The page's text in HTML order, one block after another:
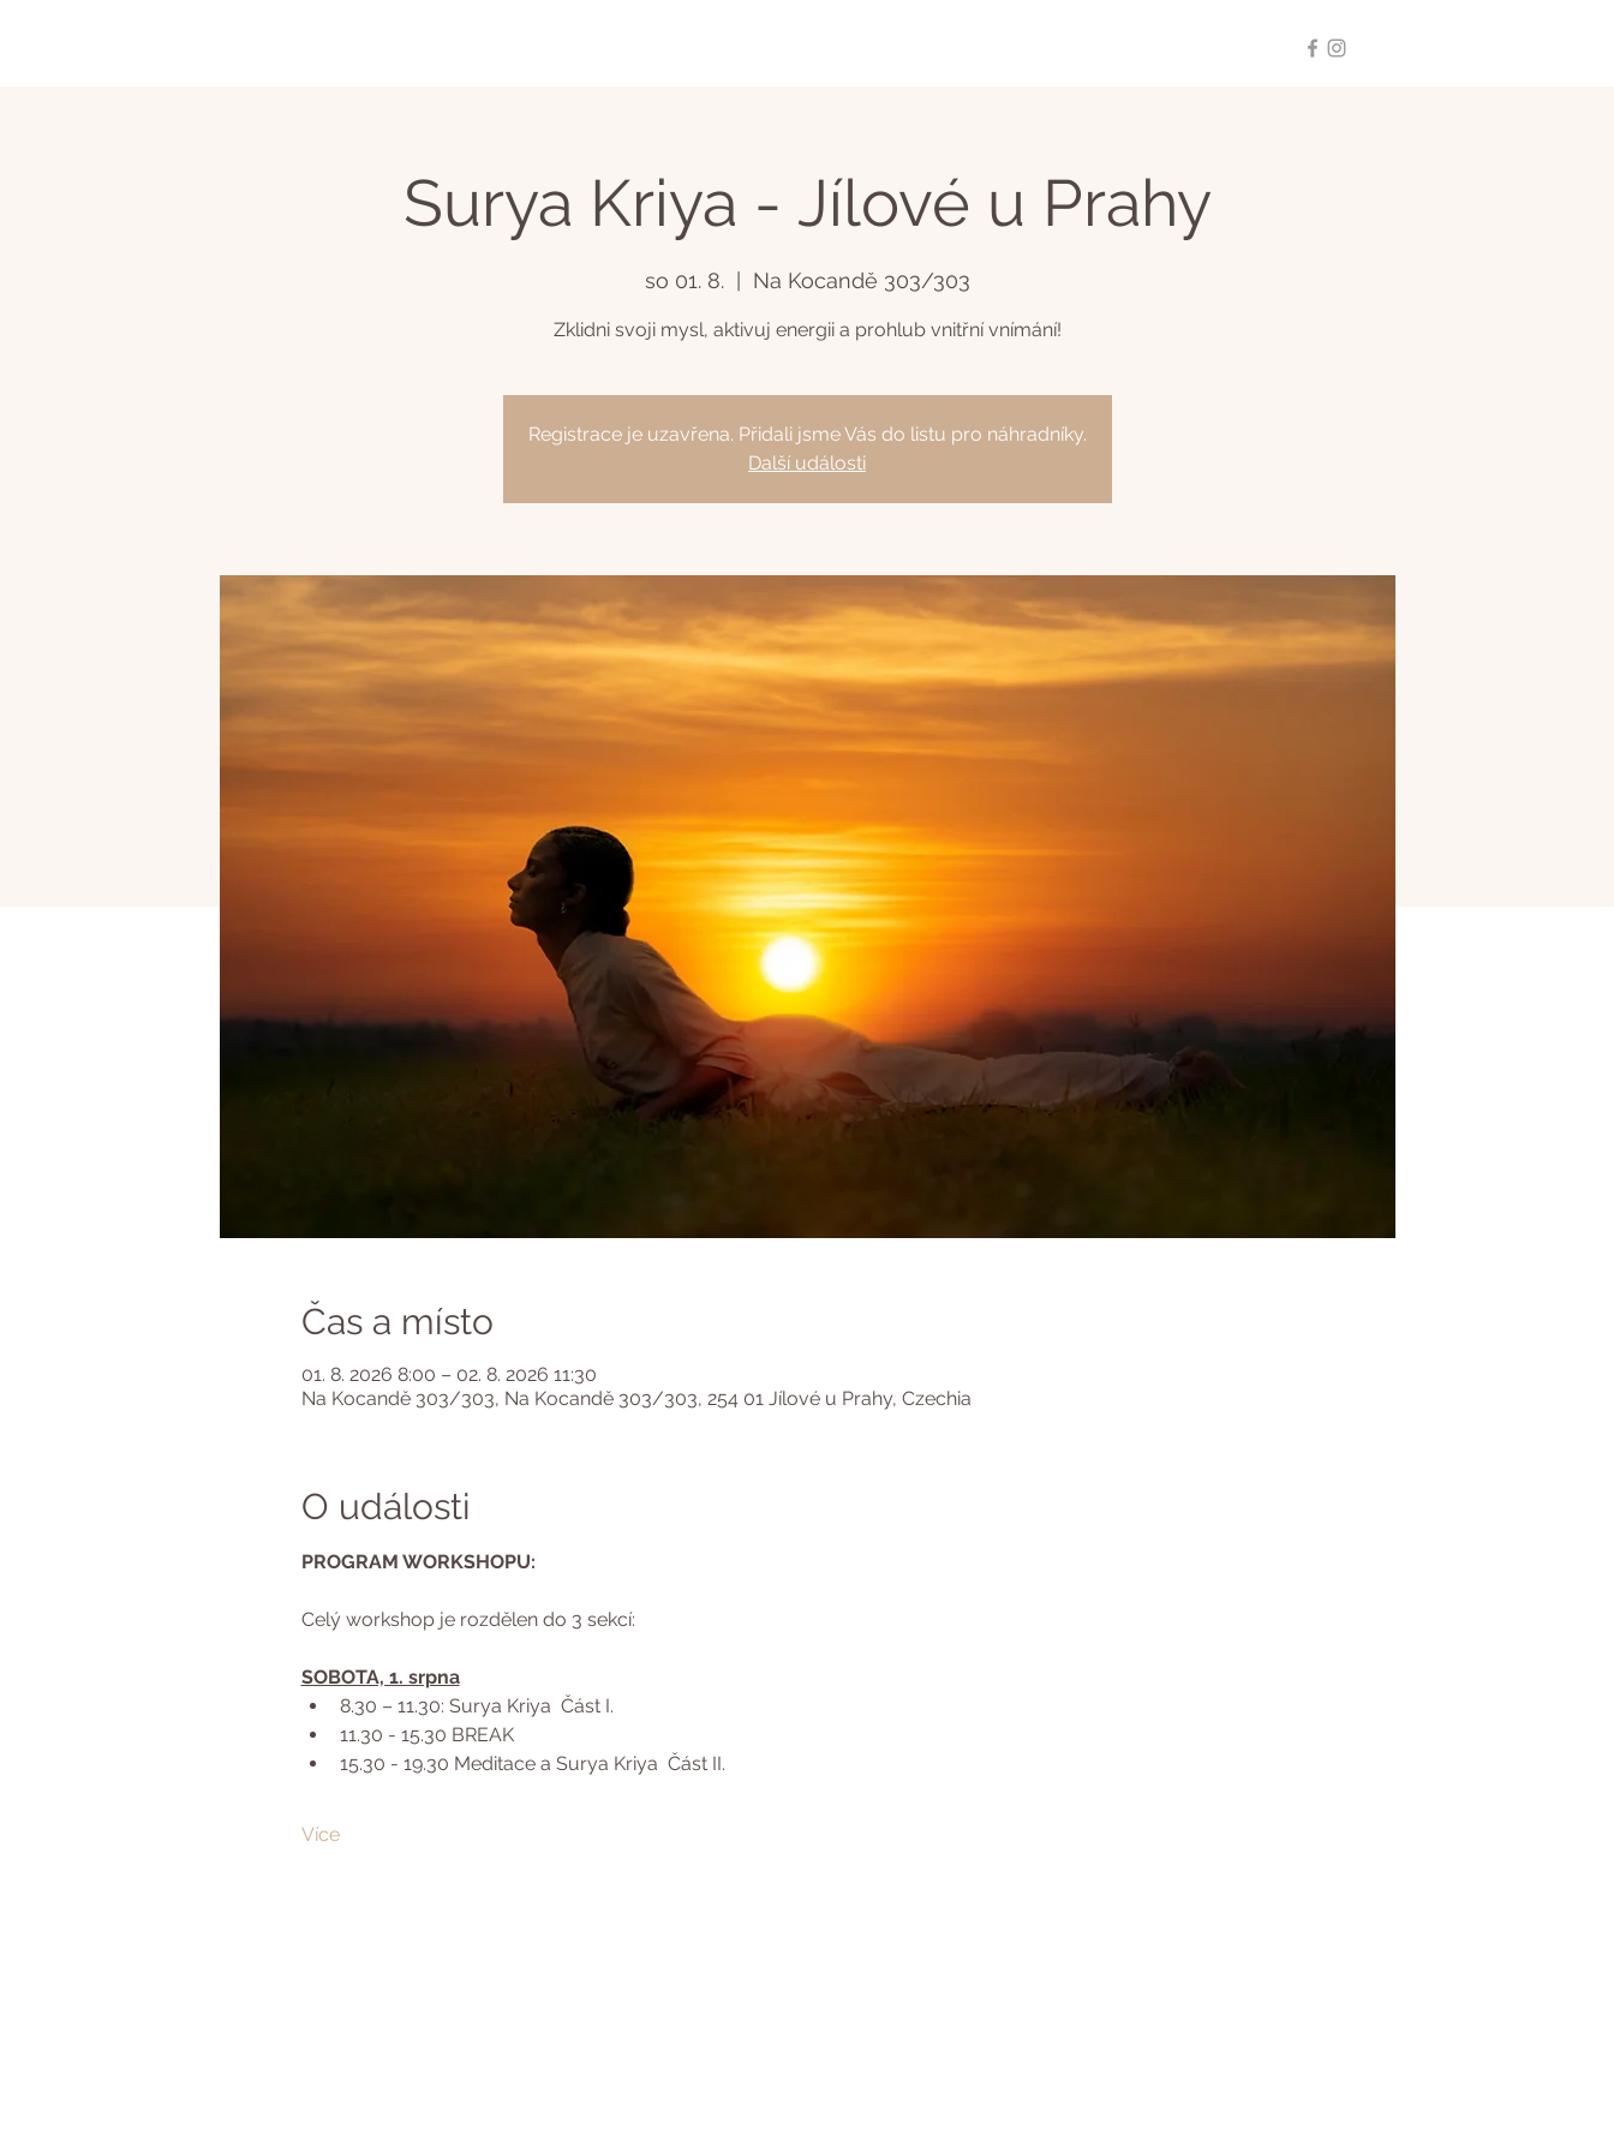
Surya Kriya - Jílové u Prahy
so 01. 8.
  |
Na Kocandě 303/303
Zklidni svoji mysl, aktivuj energii a prohlub vnitřní vnímání!
Registrace je uzavřena. Přidali jsme Vás do listu pro náhradníky.
Další události
Čas a místo
01. 8. 2026 8:00 – 02. 8. 2026 11:30
Na Kocandě 303/303, Na Kocandě 303/303, 254 01 Jílové u Prahy, Czechia
O události
PROGRAM WORKSHOPU:
Celý workshop je rozdělen do 3 sekcí:
SOBOTA, 1. srpna
8.30 – 11.30: Surya Kriya  Část I.
11.30 - 15.30 BREAK
15.30 - 19.30 Meditace a Surya Kriya  Část II.
Více